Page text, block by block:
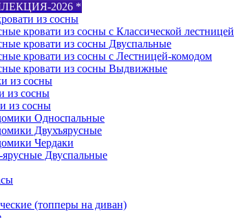
2026 *
из сосны
кровати из сосны с Классической лестницей
кровати из сосны Двуспальные
кровати из сосны с Лестницей-комодом
кровати из сосны Выдвижные
из сосны
из сосны
из сосны
Односпальные
Двухъярусные
Чердаки
Двуспальные
(топперы на диван)